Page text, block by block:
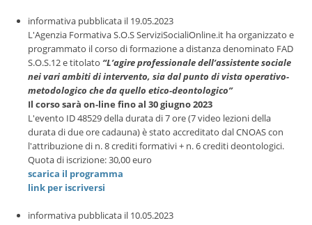
informativa pubblicata il 19.05.2023
L'Agenzia Formativa S.O.S ServiziSocialiOnline.it ha organizzato e
programmato il corso di formazione a distanza denominato FAD
S.O.S.12 e titolato “L’agire professionale dell’assistente sociale
nei vari ambiti di intervento, sia dal punto di vista operativo-
metodologico che da quello etico-deontologico”
Il corso sarà on-line fino al 30 giugno 2023
L'evento ID 48529 della durata di 7 ore (7 video lezioni della
durata di due ore cadauna) è stato accreditato dal CNOAS con
l'attribuzione di n. 8 crediti formativi + n. 6 crediti deontologici.
Quota di iscrizione: 30,00 euro
scarica il programma
link per iscriversi
informativa pubblicata il 10.05.2023